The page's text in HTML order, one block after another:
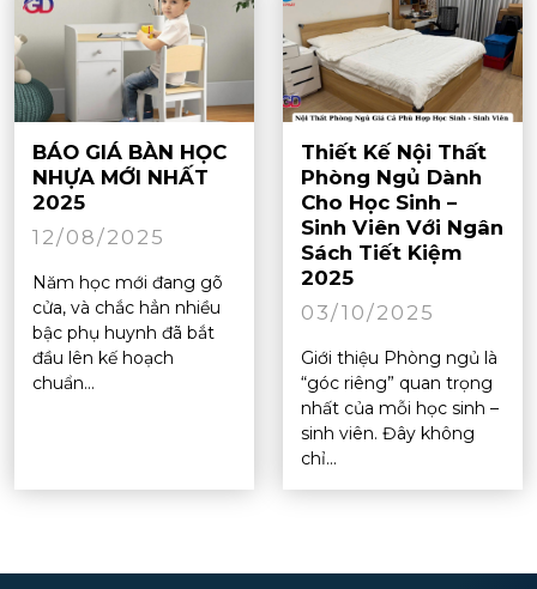
BÁO GIÁ BÀN HỌC
NHỰA MỚI NHẤT
2025
12/08/2025
Năm học mới đang gõ
cửa, và chắc hẳn nhiều
bậc phụ huynh đã bắt
đầu lên kế hoạch
chuẩn...
Thiết Kế Nội Thất
Phòng Ngủ Dành
Cho Học Sinh –
Sinh Viên Với Ngân
Sách Tiết Kiệm
2025
03/10/2025
Giới thiệu Phòng ngủ là
“góc riêng” quan trọng
nhất của mỗi học sinh –
sinh viên. Đây không
chỉ...